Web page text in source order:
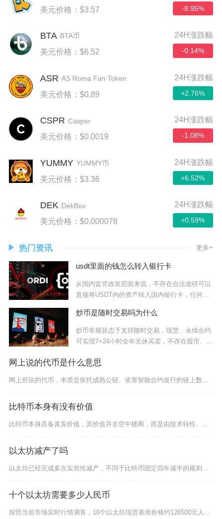
美元价格：$3.57 -8.95%
BTA BTA币
美元价格：$6.52
24H涨跌幅
-0.14%
ASR AS Roma Fan Token
美元价格：$0.89
24H涨跌幅
+2.76%
CSPR Casper
美元价格：$0.0019
24H涨跌幅
-1.08%
YUMMY YUMMY币
美元价格：$3.36
24H涨跌幅
+6.52%
DEK DekBox
美元价格：$0.000078
24H涨跌幅
+0.59%
热门资讯 更多+
usdt里面的钱怎么转入银行卡
从国内监管政策层面来说，不存在合法途径可以
直接将USDT内的资产转入国内银行卡，任何虚
炒币是随时交易吗为什么
炒币常规状态下支持随时交易，现货、永续合约
可实现7×24小时全年无休买卖，不存在股市、期
网上说的代币是什么意思
比特币本身有没有价值
以太坊减产了吗
十个以太坊需要多少人民币